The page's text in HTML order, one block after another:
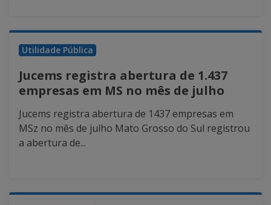
Utilidade Pública
Jucems registra abertura de 1.437
empresas em MS no mês de julho
Jucems registra abertura de 1437 empresas em
MSz no mês de julho Mato Grosso do Sul registrou
a abertura de...